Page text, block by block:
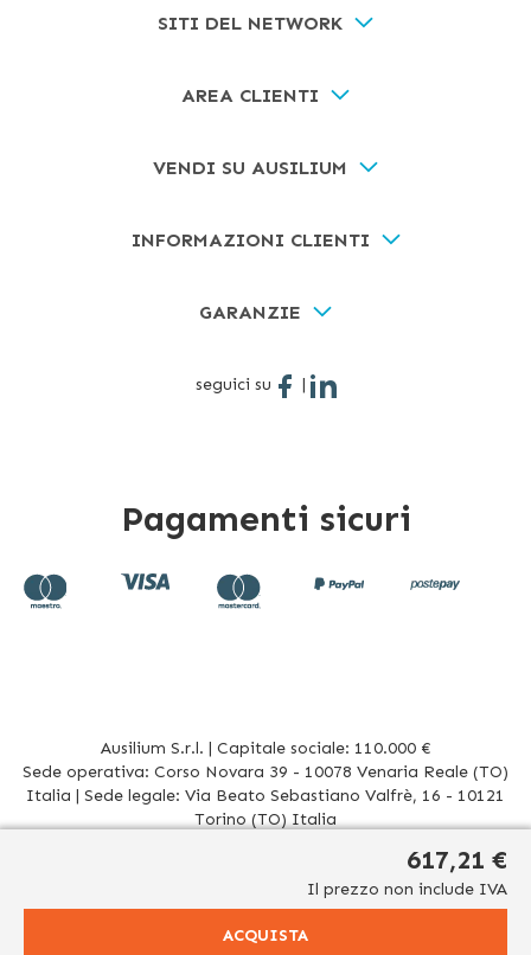
617,21 €
Il prezzo non include IVA
ACQUISTA
SITI DEL NETWORK
AREA CLIENTI
VENDI SU AUSILIUM
INFORMAZIONI CLIENTI
GARANZIE
seguici su |
Pagamenti sicuri
Ausilium S.r.l. | Capitale sociale: 110.000 €
Sede operativa: Corso Novara 39 - 10078 Venaria Reale (TO)
Italia | Sede legale: Via Beato Sebastiano Valfrè, 16 - 10121
Torino (TO) Italia
Relativamente ai prodotti venduti da Ausilium S.r.l. ed aventi la seguente natura:
significa che: tutti i contenuti del dominio www.ausilium.it/ relativi a tali prodotti (testi,